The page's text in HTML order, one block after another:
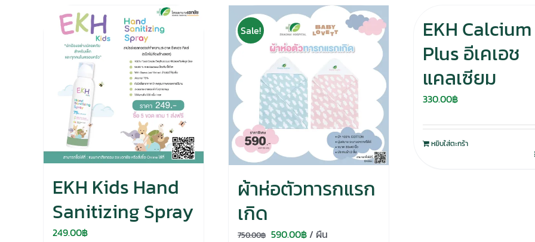
EKH Kids Hand
Sanitizing Spray
249.00฿
Sale!
ผ้าห่อตัวทารกแรก
เกิด
750.00฿ Original
590.00฿Current
/ ผืน
EKH Calcium
Plus อีเคเอช
แคลเซียม
330.00฿
หยิบใส่ตะกร้า